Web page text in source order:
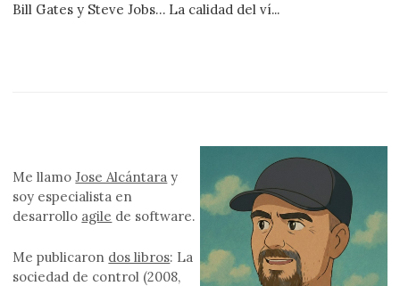
Bill Gates y Steve Jobs… La calidad del ví...
Me llamoJose Alcántara y
soy especialista en
desarrollo agile de software.
Me publicaron dos libros: La
sociedad de control (2008,